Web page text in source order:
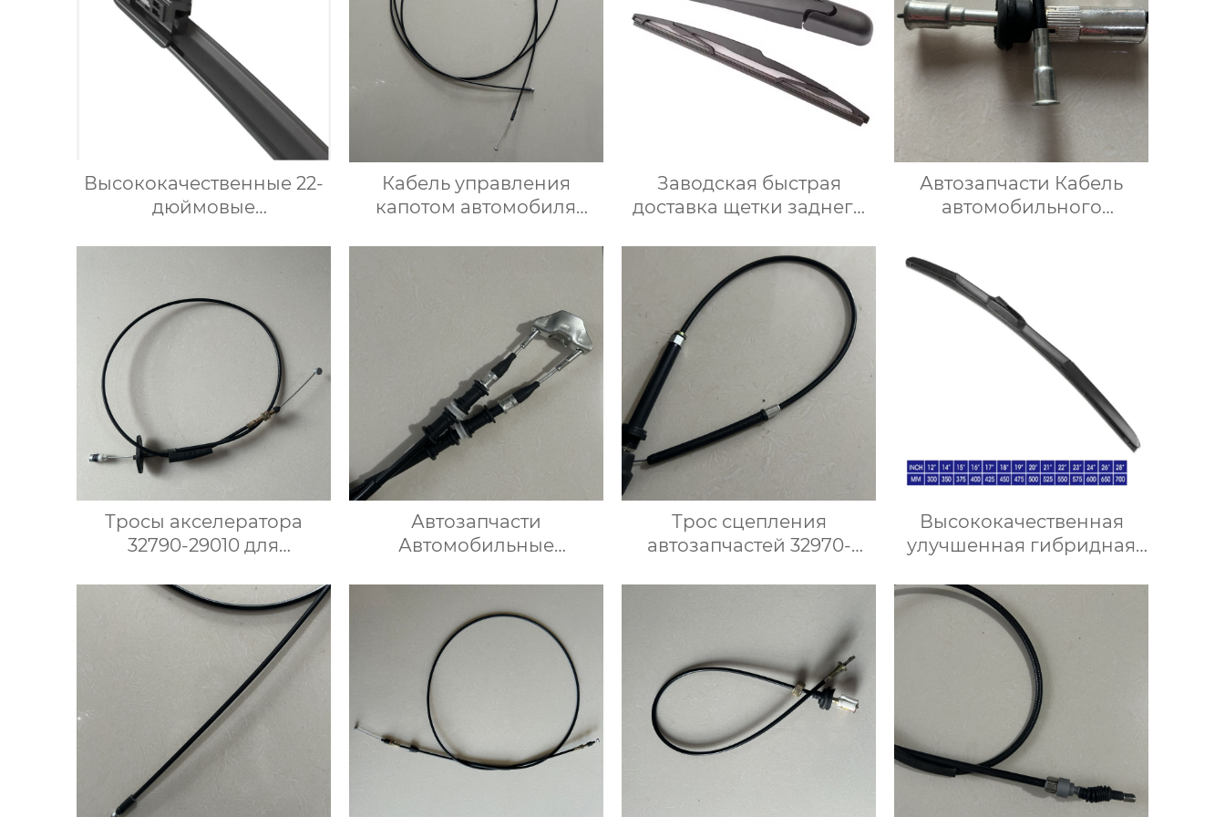
Высококачественные 22-
дюймовые
премиум-класса OEM
подходят для Chevrolet
Impala 2013-2006
Кабель управления
капотом автомобиля
Заводская быстрая
доставка щетки заднего
продажа чистой щетки
стеклоочистителя для vw
golf 7 щеток заднего
стеклоочистителя
Автозапчасти Кабель
автомобильного
Тросы акселератора
32790-29010 для
Автозапчасти
Автомобильные
Трос сцепления
автозапчастей 32970-
Высококачественная
улучшенная гибридная
резиновый
стеклоочиститель
лобового стекла